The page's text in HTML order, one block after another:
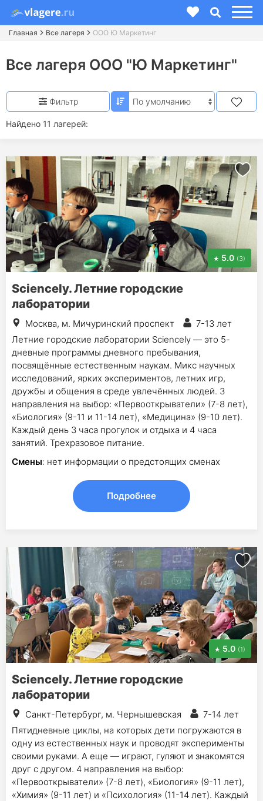
Главная Все лагеря ООО Ю Маркетинг
Все лагеря ООО "Ю Маркетинг"
Найдено 11 лагерей:
Фильтр
5.0 (3)
Sciencely. Летние городские
лаборатории
Москва, м. Мичуринский проспект
7-13 лет
Летние городские лаборатории Sciencely — это 5-
дневные программы дневного пребывания,
посвящённые естественным наукам. Микс научных
исследований, ярких экспериментов, летних игр,
дружбы и общения в среде увлечённых людей. 3
направления на выбор: «Первооткрыватели» (7-8 лет),
«Биология» (9-11 и 11-14 лет), «Медицина» (9-10 лет).
Каждый день 3 часа прогулок и отдыха и 4 часа
занятий. Трехразовое питание.
Смены: нет информации о предстоящих сменах
Подробнее
5.0 (1)
Sciencely. Летние городские
лаборатории
Санкт-Петербург, м. Чернышевская
7-14 лет
Пятидневные циклы, на которых дети погружаются в
одну из естественных наук и проводят эксперименты
своими руками. А еще — играют, гуляют и знакомятся
друг с другом. 4 направления на выбор:
«Первооткрыватели» (7-8 лет), «Биология» (9-11 лет),
«Химия» (9-11 лет) и «Психология» (11-14 лет). Каждый